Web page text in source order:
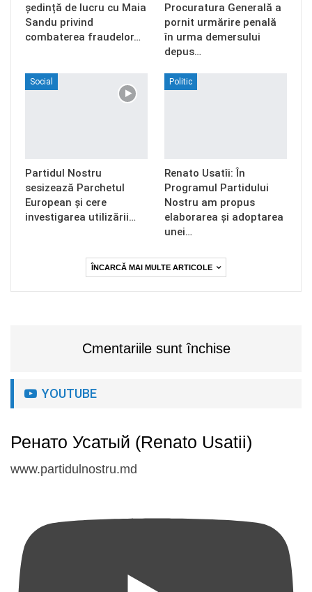
ședință de lucru cu Maia
Sandu privind
combaterea fraudelor…
Procuratura Generală a
pornit urmărire penală
în urma demersului
depus…
Social
Partidul Nostru
sesizează Parchetul
European și cere
investigarea utilizării…
Politic
Renato Usatîi: În
Programul Partidului
Nostru am propus
elaborarea și adoptarea
unei…
ÎNCARCĂ MAI MULTE ARTICOLE
Cmentariile sunt închise
YOUTUBE
Ренато Усатый (Renato Usatii)
www.partidulnostru.md